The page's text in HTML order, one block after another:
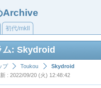
Archive
初代/mkII
ム: Skydroid
プ Toukou
Skydroid
: 2022/09/20 (火) 12:48:42